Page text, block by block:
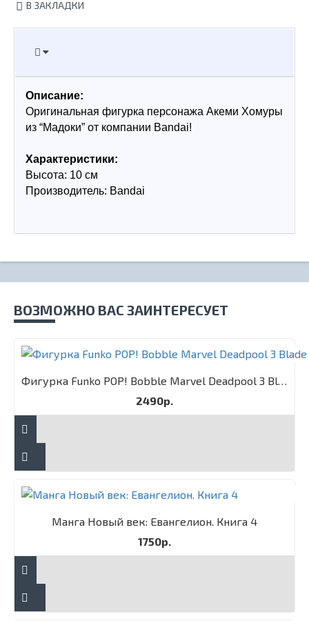
В ЗАКЛАДКИ
Описание:
Оригинальная фигурка персонажа Акеми Хомуры
из “Мадоки” от компании Bandai!
Характеристики:
Высота: 10 см
Производитель: Bandai
ВОЗМОЖНО ВАС ЗАИНТЕРЕСУЕТ
Фигурка Funko POP! Bobble Marvel Deadpool 3 Blade
2490р.
Манга Новый век: Евангелион. Книга 4
1750р.